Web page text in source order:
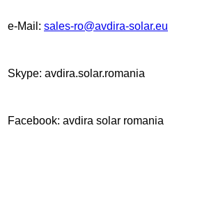
e-Mail: sales-ro@avdira-solar.eu
Skype: avdira.solar.romania
Facebook: avdira solar romania